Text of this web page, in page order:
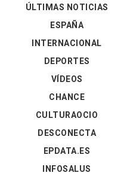
ÚLTIMAS NOTICIAS
ESPAÑA
INTERNACIONAL
DEPORTES
VÍDEOS
CHANCE
CULTURAOCIO
DESCONECTA
EPDATA.ES
INFOSALUS